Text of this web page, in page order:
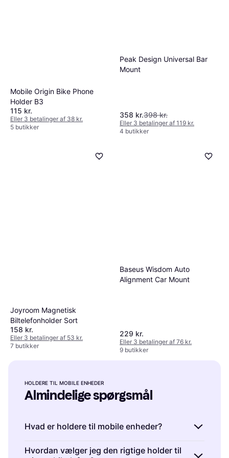
Mobile Origin Bike Phone
Holder B3
115 kr.
Eller 3 betalinger af 38 kr.
5 butikker
Peak Design Universal Bar
Mount
358 kr.398 kr.
Eller 3 betalinger af 119 kr.
4 butikker
Joyroom Magnetisk
Biltelefonholder Sort
158 kr.
Eller 3 betalinger af 53 kr.
7 butikker
Baseus Wisdom Auto
Alignment Car Mount
229 kr.
Eller 3 betalinger af 76 kr.
9 butikker
HOLDERE TIL MOBILE ENHEDER
Almindelige spørgsmål
Hvad er holdere til mobile enheder?
Holdere til mobile enheder er tilbehør, der
Hvordan vælger jeg den rigtige holder til